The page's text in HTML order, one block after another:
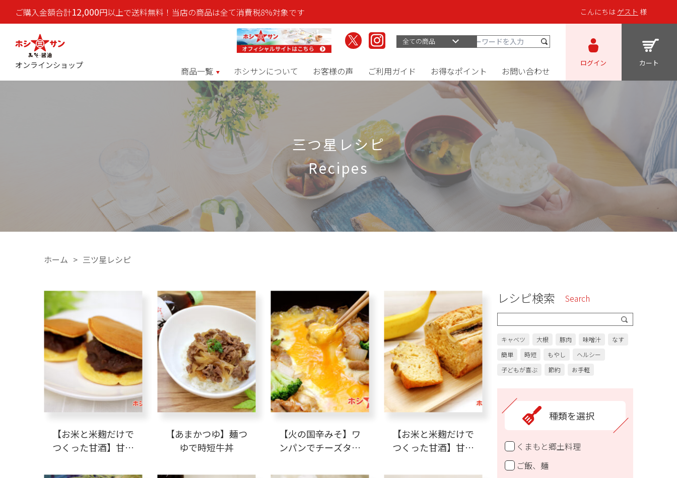
ご購入金額合計12,000円以上で送料無料！当店の商品は全て消費税8%対象です こんにちは ゲスト 様
オンラインショップ
商品一覧 ホシサンについて お客様の声 ご利用ガイド お得なポイント お問い合わせ
ログイン カート
三つ星レシピ
recipes
ホーム 三ツ星レシピ
【お米と米麹だけで
つくった甘酒】甘酒
【あまかつゆ】麺つ
ゆで時短牛丼
【火の国辛みそ】ワ
ンパンでチーズタッ
【お米と米麹だけで
つくった甘酒】甘酒
キ
レシピ検索 Search
キャベツ 大根 豚肉 味噌汁
なす
簡単
時短 もやし
ヘルシー
子どもが喜ぶ
節約 お手軽
種類を選択
くまもと郷土料理
ご飯、麺